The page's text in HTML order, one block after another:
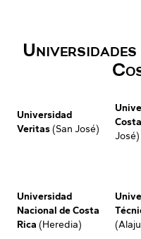
Universidad
Veritas(San José)
José)
Universidad
Nacional de Costa
Rica (Heredia)